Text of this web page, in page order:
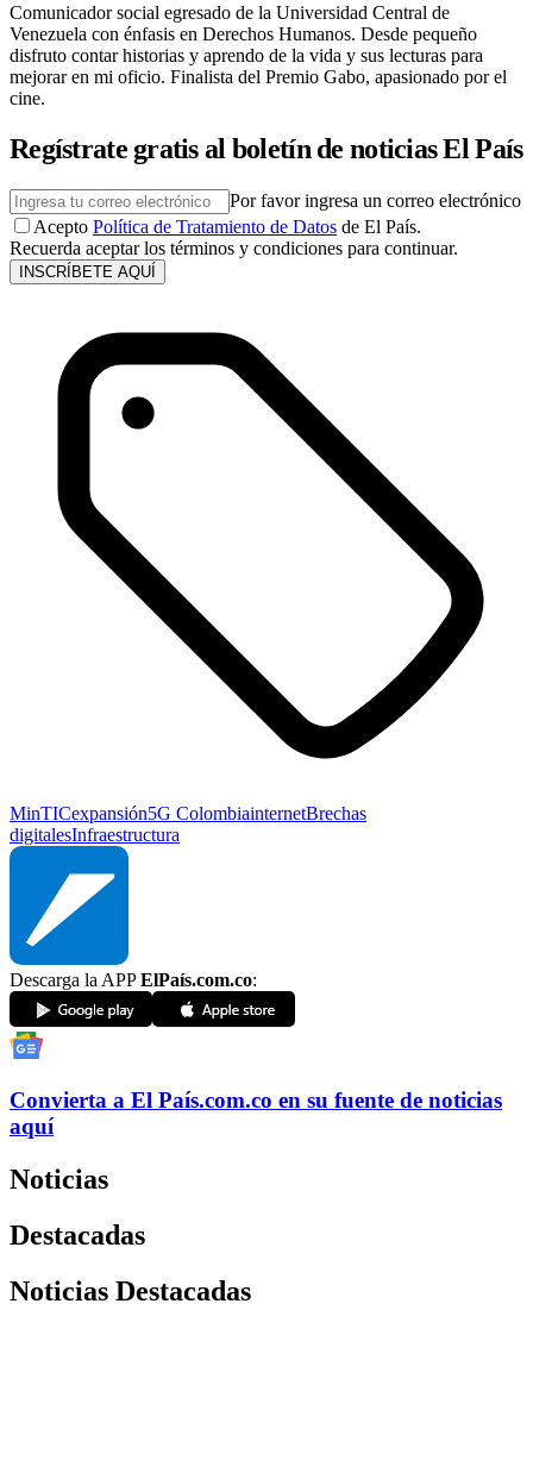
Comunicador social egresado de la Universidad Central de
Venezuela con énfasis en Derechos Humanos. Desde pequeño
disfruto contar historias y aprendo de la vida y sus lecturas para
mejorar en mi oficio. Finalista del Premio Gabo, apasionado por el
cine.
Regístrate gratis al boletín de noticias El País
Por favor ingresa un correo electrónico
Acepto Política de Tratamiento de Datos de El País.
Recuerda aceptar los términos y condiciones para continuar.
INSCRÍBETE AQUÍ
MinTICexpansión5G ColombiainternetBrechas
digitalesInfraestructura
Descarga la APPElPaís.com.co:
Convierta a El País.com.co en su fuente de noticias
aquí
Noticias
Destacadas
Noticias Destacadas